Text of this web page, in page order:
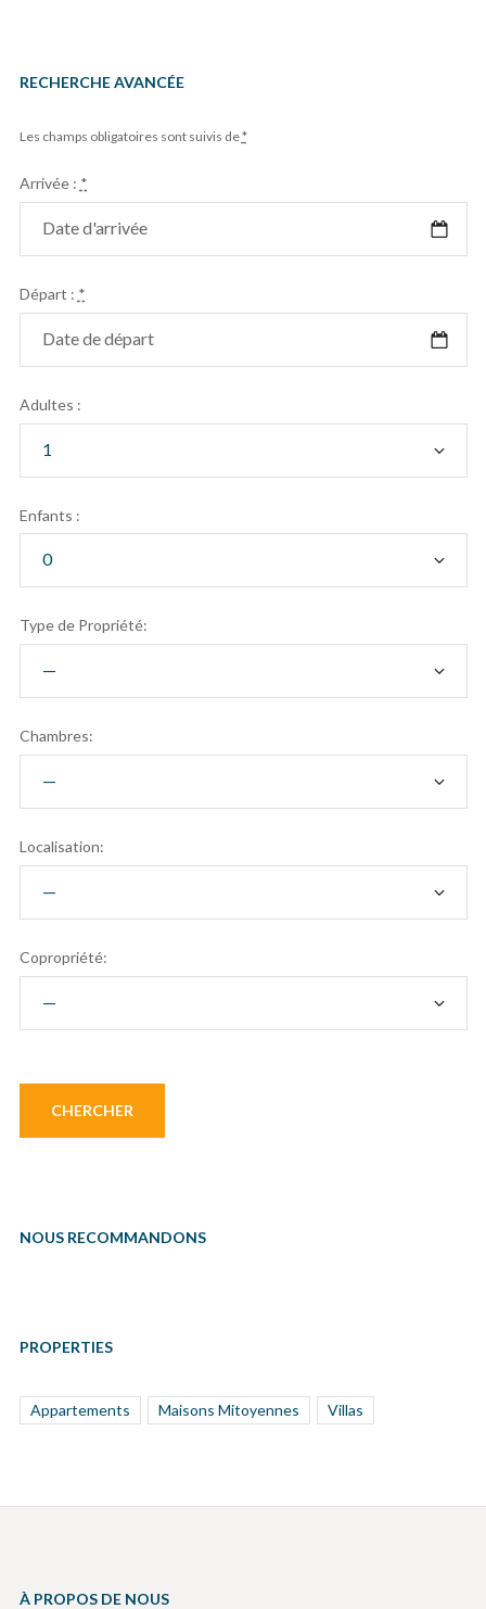
RECHERCHE AVANCÉE
Les champs obligatoires sont suivis de*
Arrivée : *
Départ : *
Adultes :
Enfants :
Type de Propriété:
Chambres:
Localisation:
Copropriété:
NOUS RECOMMANDONS
PROPERTIES
Appartements Maisons Mitoyennes Villas
À PROPOS DE NOUS